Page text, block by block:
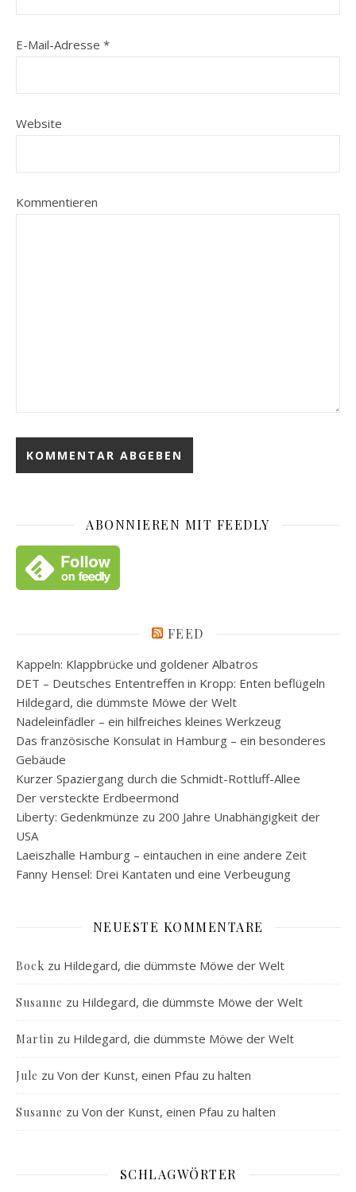
E-Mail-Adresse *
Website
Kommentieren
ABONNIEREN MIT FEEDLY
FEED
Kappeln: Klappbrücke und goldener Albatros
DET – Deutsches Ententreffen in Kropp: Enten beflügeln
Hildegard, die dümmste Möwe der Welt
Nadeleinfädler – ein hilfreiches kleines Werkzeug
Das französische Konsulat in Hamburg – ein besonderes
Gebäude
Kurzer Spaziergang durch die Schmidt-Rottluff-Allee
Der versteckte Erdbeermond
Liberty: Gedenkmünze zu 200 Jahre Unabhängigkeit der
USA
Laeiszhalle Hamburg – eintauchen in eine andere Zeit
Fanny Hensel: Drei Kantaten und eine Verbeugung
NEUESTE KOMMENTARE
Bock zu Hildegard, die dümmste Möwe der Welt
Susanne zu Hildegard, die dümmste Möwe der Welt
Martin zu Hildegard, die dümmste Möwe der Welt
Jule zu Von der Kunst, einen Pfau zu halten
Susanne zu Von der Kunst, einen Pfau zu halten
SCHLAGWÖRTER